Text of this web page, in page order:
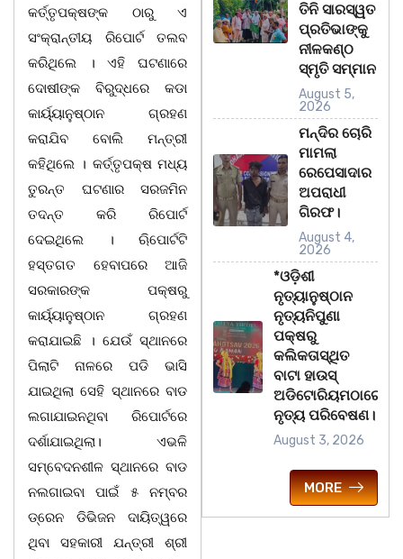
କର୍ତ୍ତୃପକ୍ଷଙ୍କ ଠାରୁ ଏ
ସଂକ୍ରାନ୍ତୀୟ ରିପୋର୍ଟ ତଲବ
କରିଥିଲେ । ଏହି ଘଟଣାରେ
ଦୋଷୀଙ୍କ ବିରୁଦ୍ଧରେ କଡା
କାର୍ୟ୍ୟାନୁଷ୍ଠାନ ଗ୍ରହଣ
କରାଯିବ ବୋଲି ମନ୍ତ୍ରୀ
କହିଥିଲେ । କର୍ତ୍ତୃପକ୍ଷ ମଧ୍ୟ
ତୁରନ୍ତ ଘଟଣାର ସରଜମିନ
ତଦନ୍ତ କରି ରିପୋର୍ଟ
ଦେଇଥିଲେ । ଋିପୋର୍ଟଟି
ହସ୍ତଗତ ହେବାପରେ ଆଜି
ସରକାରଙ୍କ ପକ୍ଷରୁ
କାର୍ୟ୍ୟାନୁଷ୍ଠାନ ଗ୍ରହଣ
କରାଯାଇଛି । ଯେଉଁ ସ୍ଥାନରେ
ପିଲାଟି ନାଳରେ ପଡି ଭାସି
ଯାଇଥିଲା ସେହି ସ୍ଥାନରେ ବାଡ
ଲଗାଯାଇନଥିବା ରିପୋର୍ଟରେ
ଦର୍ଶାଯାଇଥିଲା। ଏଭଳି
ସମ୍ବେଦନଶୀଳ ସ୍ଥାନରେ ବାଡ
ନଲଗାଇବା ପାଇଁ ୫ ନମ୍ବର
ଡ୍ରେନ ଡିଭିଜନ ଦାୟିତ୍ୱରେ
ଥିବା ସହକାରୀ ଯନ୍ତ୍ରୀ ଶ୍ରୀ
ତିନି ସାରସ୍ୱତ
ପ୍ରତିଭାଙ୍କୁ
ନୀଳକଣ୍ଠ
ସ୍ମୃତି ସମ୍ମାନ
August 5,
2026
ମନ୍ଦିର ଚୋରି
ମାମଲା
ରେପେସାଦାର
ଅପରାଧୀ
ଗିରଫ।
August 4,
2026
*ଓଡ଼ିଶୀ
ନୃତ୍ୟାନୁଷ୍ଠାନ
ନୃତ୍ୟନିପୁଣା
ପକ୍ଷରୁ
କଲିକତାସ୍ଥିତ
ବାଟା ହାଉସ୍
ଅଡିଟୋରିୟମଠାରେ
ନୃତ୍ୟ ପରିବେଷଣ।
August 3, 2026
MORE